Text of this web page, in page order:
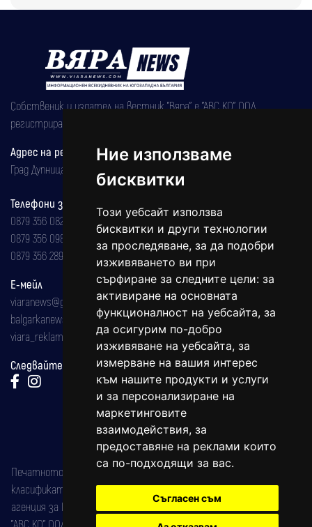
Ние използваме
бисквитки
Този уебсайт използва
бисквитки и други технологии
за проследяване, за да подобри
изживяването ви при
сърфиране за следните цели: за
активиране на основната
функционалност на уебсайта, за
да осигурим по-добро
изживяване на уебсайта, за
измерване на вашия интерес
към нашите продукти и услуги
и за персонализиране на
маркетинговите
взаимодействия, за
предоставяне на реклами които
са по-подходящи за вас.
Съгласен съм
Собственик и издател на вестник "Вяра" е "АВС КО" ООД,
регистрирана на 08.05.2002 година.
Адрес на редакцията
Град Дупница, ул.''Христо Ботев" 43
Телефони за реклама и абонаменти
0879 356 082
0879 356 098
0879 356 289
Е-мейл
viaranews@gmail.com
balgarkanews@gmail.com
viara_reklama@mail.bg
Следвайте ни:
Печатното издание на вестника е регистрирано в националния
класификатор на печатните издания (Българска национална
агенция за ISSN) под номер: ISSN 1312-4722.
"АВС КО" ООД е притежател на марката: Вяра информационен